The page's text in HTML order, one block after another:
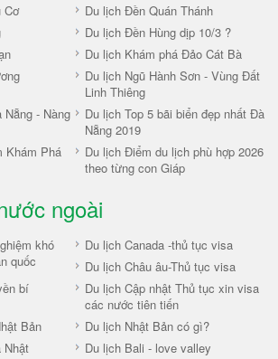
Cơ
Du lịch Đền Quán Thánh
Du lịch Đền Hùng dịp 10/3 ?
Du lịch Khám phá Đảo Cát Bà
Du lịch Ngũ Hành Sơn - Vùng Đất
Linh Thiêng
- Nàng
Du lịch Top 5 bãi biển đẹp nhất Đà
Nẵng 2019
Khám Phá
Du lịch Điểm du lịch phù hợp 2026
theo từng con Giáp
ngoài
khó
quốc
Du lịch Canada -thủ tục visa
Du lịch Châu âu-Thủ tục visa
bí
Du lịch Cập nhật Thủ tục xin visa
các nước tiên tiến
Bản
Du lịch Nhật Bản có gì?
Nhật
Du lịch Bali - love valley